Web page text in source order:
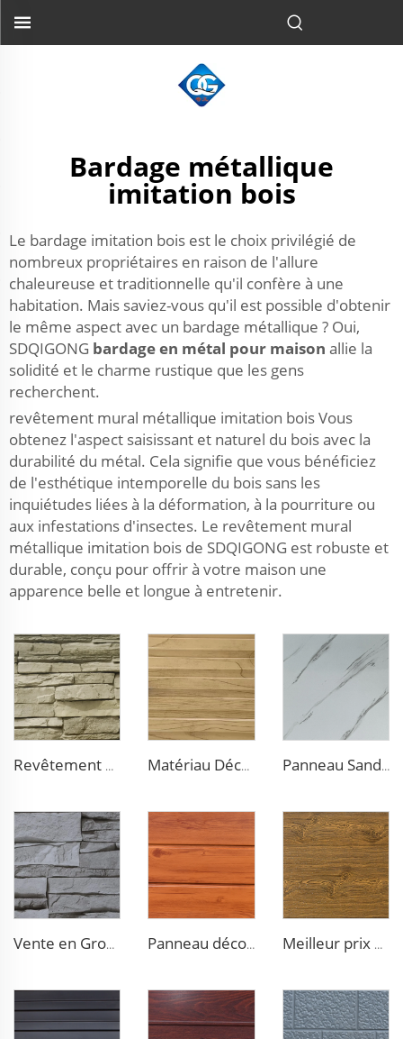
Bardage métallique
imitation bois
Le bardage imitation bois est le choix privilégié de
nombreux propriétaires en raison de l'allure
chaleureuse et traditionnelle qu'il confère à une
habitation. Mais saviez-vous qu'il est possible d'obtenir
le même aspect avec un bardage métallique ? Oui,
SDQIGONG bardage en métal pour maison allie la
solidité et le charme rustique que les gens
recherchent.
revêtement mural métallique imitation bois Vous
obtenez l'aspect saisissant et naturel du bois avec la
durabilité du métal. Cela signifie que vous bénéficiez
de l'esthétique intemporelle du bois sans les
inquiétudes liées à la déformation, à la pourriture ou
aux infestations d'insectes. Le revêtement mural
métallique imitation bois de SDQIGONG est robuste et
durable, conçu pour offrir à votre maison une
apparence belle et longue à entretenir.
Revêtement Mural Extérieur en Métal Panneau Mural 16 mm Panneau Métallique Sculpté Décoratif Ignifuge Panneaux Sandwich en Polyuréthane Matériau Décoratif Revêtement Mural en Métal Panneau Isolant Sandwich Panneau Sandwich PU pour Rénovation de Vieilles Maisons Panneau Sandwich en Acier Étanche à l'Eau Isolation Panneaux Muraux Extérieurs en Métal Isolation Revêtement pour Maison
Vente en Gros d'Usine Panneaux de Revêtement Extérieur en Polyuréthane 16 mm Panneau de Façade Galvanisé en Polyuréthane pour Mur Extérieur Panneau décoratif étanche pour mur extérieur en mousse de polyuréthane (PU) revêtement métallique pour chambre froide Meilleur prix panneau rigide en mousse de polyuréthane isolant pour le toit et les murs extérieurs d'une petite maison